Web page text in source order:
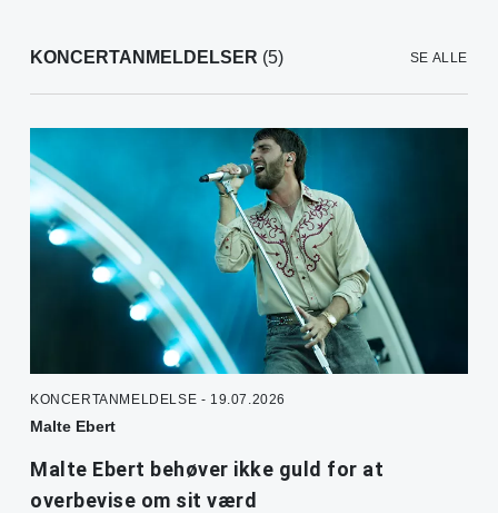
KONCERTANMELDELSER (5) SE ALLE
KONCERTANMELDELSE - 19.07.2026
Malte Ebert
Malte Ebert behøver ikke guld for at
overbevise om sit værd